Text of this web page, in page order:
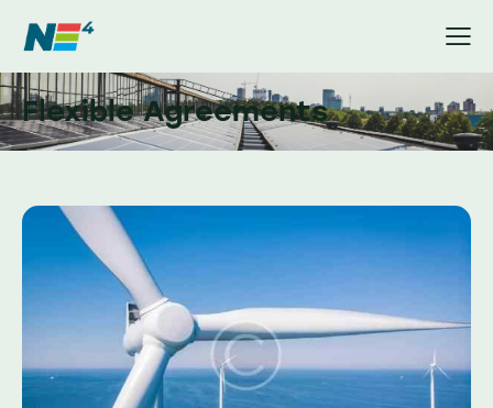
Flexible Agreements